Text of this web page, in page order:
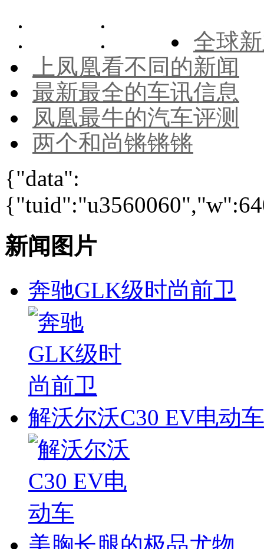
全球
上凤凰看不同的新闻
最新最全的车讯信息
凤凰最牛的汽车评测
两个和尚锵锵锵
{"data":
新闻图片
奔驰GLK级时尚前卫
解沃尔沃C30 EV电动车